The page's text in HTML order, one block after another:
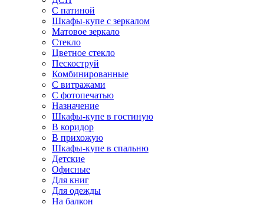
С патиной
Шкафы-купе с зеркалом
Матовое зеркало
Стекло
Цветное стекло
Пескоструй
Комбинированные
С витражами
С фотопечатью
Назначение
Шкафы-купе в гостиную
В коридор
В прихожую
Шкафы-купе в спальню
Детские
Офисные
Для книг
Для одежды
На балкон